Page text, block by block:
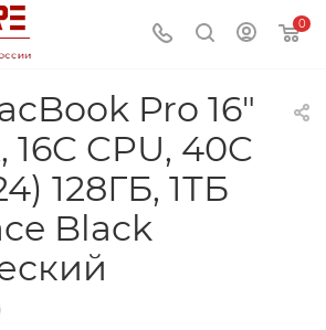
0
Pro 16"
16C CPU, 40C
128ГБ, 1ТБ
Black